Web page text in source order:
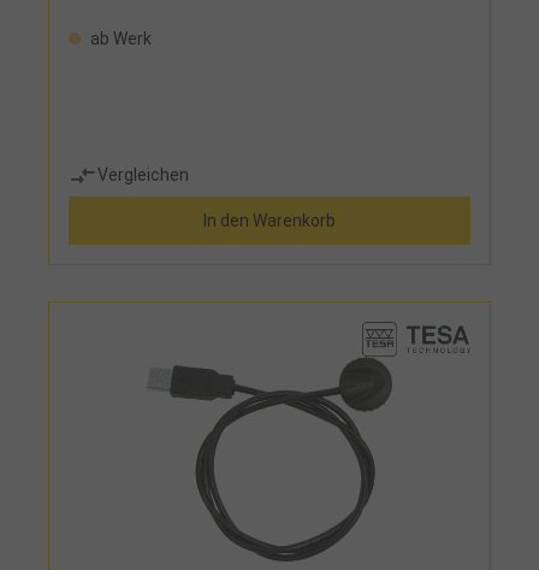
ab Werk
Vergleichen
In den Warenkorb